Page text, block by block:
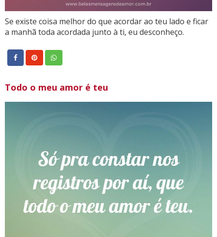
Se existe coisa melhor do que acordar ao teu lado e ficar
a manhã toda acordada junto à ti, eu desconheço.
Todo o meu amor é teu